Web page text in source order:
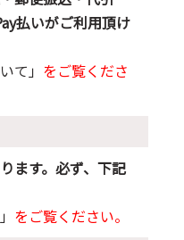
払いがご利用頂け
て」 をご覧くださ
ます。必ず、下記
をご覧ください。